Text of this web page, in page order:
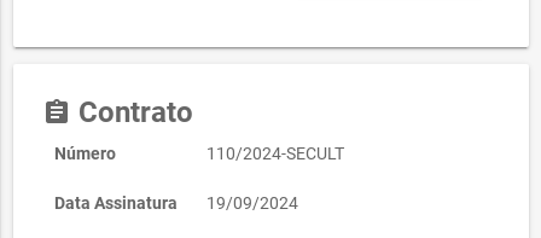
assignment Contrato
Número 110/2024-SECULT
Data Assinatura 19/09/2024